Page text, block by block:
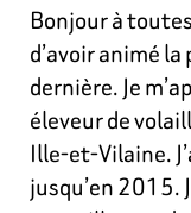
Bonjour à
d’avoir animé
dernière. Je
éleveur de
Ille-et-Vilaine.
jusqu’en 2015.